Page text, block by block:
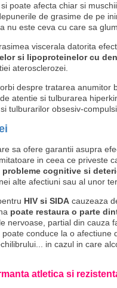
poate afecta chiar si
de grasime de pe
nu este ceva cu care sa
viscerala datorita
si lipoproteinelor cu
aterosclerozei.
despre tratarea anumitor
atentie si tulburarea
tulburarilor obsesiv-
sa ofere garantii asupra
in ceea ce priveste
cognitive si
alte afectiuni sau al unor
HIV si SIDA cauzeaza
poate restaura o parte
nervoase, partial din cauza
conduce la o afectiune
in cazul in care
atletica si